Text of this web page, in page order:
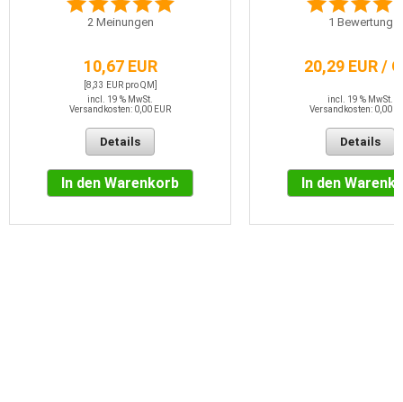
2 Meinungen
10,67 EUR
[8,33 EUR pro QM]
incl. 19 % MwSt.
Versandkosten: 0,00 EUR
Details
In den Warenkorb
1 Bewertung
20,29 EUR /
incl. 19 % MwSt.
Versandkosten: 0,00
Details
In den